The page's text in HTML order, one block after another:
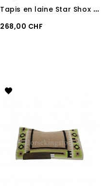
T
apis en laine Star Shox Pool's LIGHT BLUE BLACK
268,00 CHF